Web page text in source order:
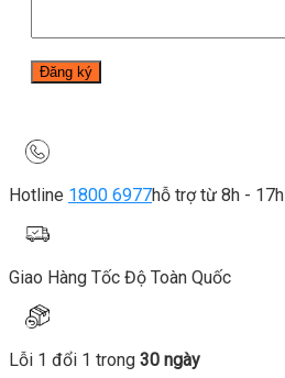
Hotline 1800 6977hỗ trợ từ 8h - 17h
Giao Hàng Tốc Độ Toàn Quốc
Lỗi 1 đổi 1 trong 30 ngày